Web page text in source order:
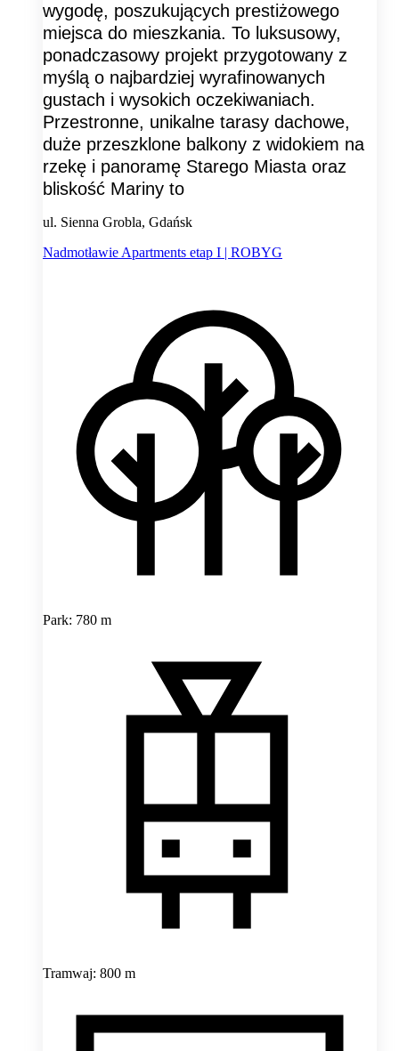
wygodę, poszukujących prestiżowego
miejsca do mieszkania. To luksusowy,
ponadczasowy projekt przygotowany z
myślą o najbardziej wyrafinowanych
gustach i wysokich oczekiwaniach.
Przestronne, unikalne tarasy dachowe,
duże przeszklone balkony z widokiem na
rzekę i panoramę Starego Miasta oraz
bliskość Mariny to
ul. Sienna Grobla, Gdańsk
Nadmotławie Apartments etap I | ROBYG
Park: 780 m
Tramwaj: 800 m